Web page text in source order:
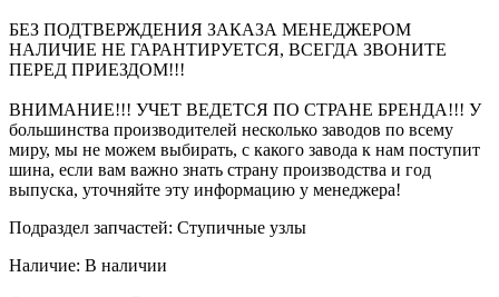
БЕЗ ПОДТВЕРЖДЕНИЯ ЗАКАЗА МЕНЕДЖЕРОМ
НАЛИЧИЕ НЕ ГАРАНТИРУЕТСЯ, ВСЕГДА ЗВОНИТЕ
ПЕРЕД ПРИЕЗДОМ!!!
ВНИМАНИЕ!!! УЧЕТ ВЕДЕТСЯ ПО СТРАНЕ БРЕНДА!!! У
большинства производителей несколько заводов по всему
миру, мы не можем выбирать, с какого завода к нам поступит
шина, если вам важно знать страну производства и год
выпуска, уточняйте эту информацию у менеджера!
Подраздел запчастей: Ступичные узлы
Наличие: В наличии